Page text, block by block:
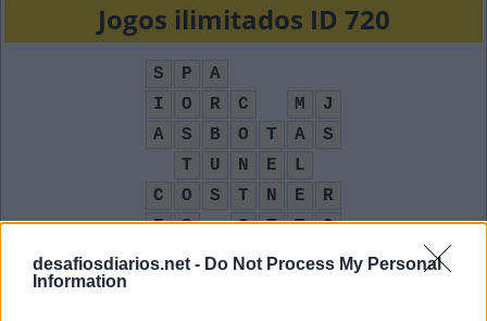
desafiosdiarios.net - Do Not Process My Personal
Information
Jogos ilimitados ID 720
S P
A
I
O R C M
J
A
S B O T A
S
T
U N E
L
C
O S T N E
R
F
S O T T
O
E
A D
Tiago __, cantor de Coisa Linda